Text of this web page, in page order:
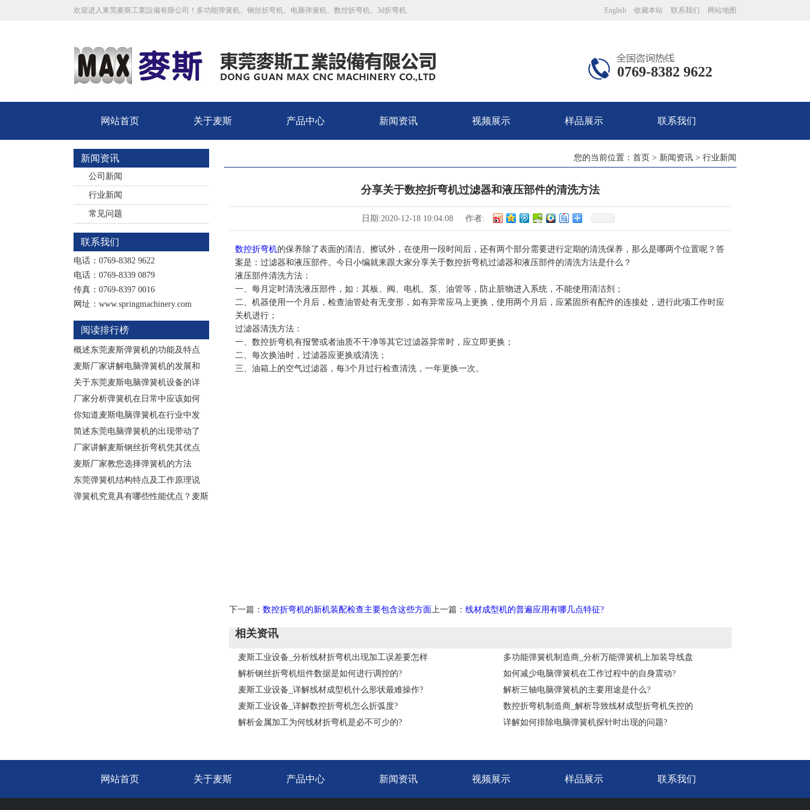
欢迎进入東莞麥斯工業設備有限公司！多功能弹簧机、钢丝折弯机、电脑弹簧机、数控折弯机、3d折弯机 English 收藏本站 联系我们 网站地图
0769-8382 9622
网站首页 关于麦斯 产品中心 新闻资讯 视频展示 样品展示 联系我们
新闻资讯
公司新闻
行业新闻
常见问题
联系我们
电话：0769-8382 9622
电话：0769-8339 0879
传真：0769-8397 0016
网址：www.springmachinery.com
阅读排行榜
概述东莞麦斯弹簧机的功能及特点
麦斯厂家讲解电脑弹簧机的发展和
关于东莞麦斯电脑弹簧机设备的详
厂家分析弹簧机在日常中应该如何
你知道麦斯电脑弹簧机在行业中发
简述东莞电脑弹簧机的出现带动了
厂家讲解麦斯钢丝折弯机凭其优点
麦斯厂家教您选择弹簧机的方法
东莞弹簧机结构特点及工作原理说
弹簧机究竟具有哪些性能优点？麦斯
您的当前位置： 首页 > 新闻资讯 > 行业新闻
分享关于数控折弯机过滤器和液压部件的清洗方法
日期:2020-12-18 10:04:08 作者:
数控折弯机的保养除了表面的清洁、擦试外，在使用一段时间后，还有两个部分需要进行定期的清洗保养，那么是哪两个位置呢？答
案是：过滤器和液压部件。今日小编就来跟大家分享关于数控折弯机过滤器和液压部件的清洗方法是什么？
液压部件清洗方法：
一、每月定时清洗液压部件，如：其板、阀、电机、泵、油管等，防止脏物进入系统，不能使用清洁剂；
二、机器使用一个月后，检查油管处有无变形，如有异常应马上更换，使用两个月后，应紧固所有配件的连接处，进行此项工作时应
关机进行；
过滤器清洗方法：
一、数控折弯机有报警或者油质不干净等其它过滤器异常时，应立即更换；
二、每次换油时，过滤器应更换或清洗；
三、油箱上的空气过滤器，每3个月过行检查清洗，一年更换一次。
下一篇： 数控折弯机的新机装配检查主要包含这些方面上一篇： 线材成型机的普遍应用有哪几点特征?
相关资讯
麦斯工业设备_分析线材折弯机出现加工误差要怎样
多功能弹簧机制造商_分析万能弹簧机上加装导线盘
解析钢丝折弯机组件数据是如何进行调控的?
如何减少电脑弹簧机在工作过程中的自身震动?
麦斯工业设备_详解线材成型机什么形状最难操作?
解析三轴电脑弹簧机的主要用途是什么?
麦斯工业设备_详解数控折弯机怎么折弧度?
数控折弯机制造商_解析导致线材成型折弯机失控的
解析金属加工为何线材折弯机是必不可少的?
详解如何排除电脑弹簧机探针时出现的问题?
网站首页 关于麦斯 产品中心 新闻资讯 视频展示 样品展示 联系我们